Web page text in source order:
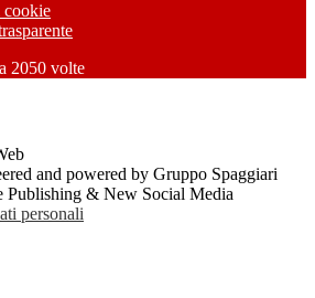
cookie
2050 volte
and powered by Gruppo Spaggiari
Publishing & New Social Media
personali